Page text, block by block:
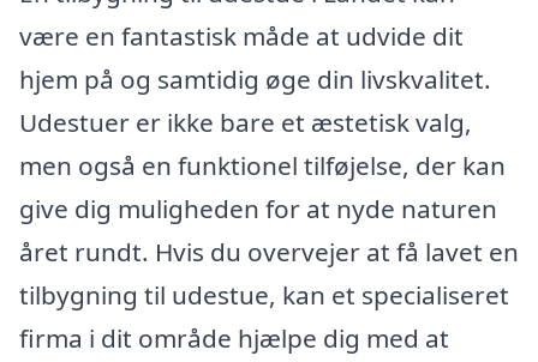
være en fantastisk måde at udvide dit
hjem på og samtidig øge din livskvalitet.
Udestuer er ikke bare et æstetisk valg,
men også en funktionel tilføjelse, der kan
give dig muligheden for at nyde naturen
året rundt. Hvis du overvejer at få lavet en
tilbygning til udestue, kan et specialiseret
firma i dit område hjælpe dig med at